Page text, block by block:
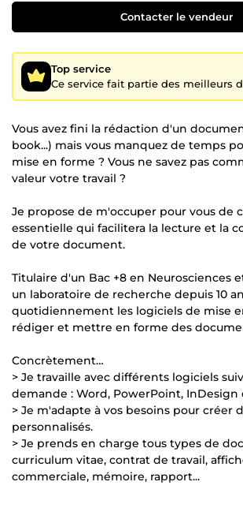
Contacter le vendeur
Top service
Ce service fait partie des meilleurs
Vous avez fini la rédaction d'un
book...) mais vous manquez de temps
mise en forme ? Vous ne savez pas
valeur votre travail ?
Je propose de m'occuper pour vous de
essentielle qui facilitera la lecture et la
de votre document.
Titulaire d'un Bac +8 en Neurosciences
un laboratoire de recherche depuis 10
quotidiennement les logiciels de mise
rédiger et mettre en forme des
Concrètement…
> Je travaille avec différents logiciels
demande : Word, PowerPoint, InDesign
> Je m'adapte à vos besoins pour créer
personnalisés.
> Je prends en charge tous types de
curriculum vitae, contrat de travail,
commerciale, mémoire, rapport...